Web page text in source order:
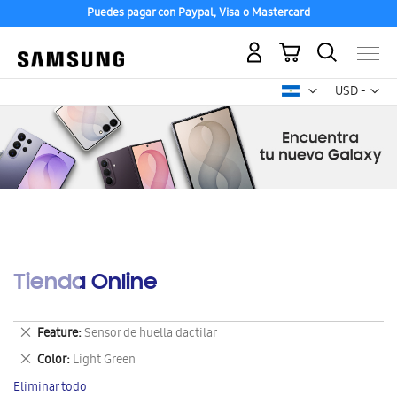
Puedes pagar con Paypal, Visa o Mastercard
USD -
dólar
Mi carrito
Tienda Online
Feature Sensor de huella dactilar
Eliminar
este
artículo
Color Light Green
Eliminar
este
Eliminar todo